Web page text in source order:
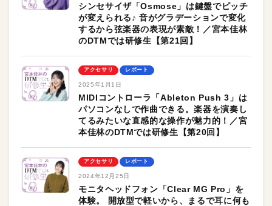
シンセサイザ「Osmose」は鍵盤でピッチ
が変えられる♪ 音がグラデーションで変化
するから弦楽器の表現が素敵！／宮本佳林
のDTMでは研修生【第21回】
アクセサリ レポート
2025年1月1日
MIDIコントローラ「Ableton Push 3」は
パソコンなしで作曲できる。楽器を演奏し
てるみたいな直感的な操作が魅力的！／宮
本佳林のDTMでは研修生【第20回】
アクセサリ レポート
2024年12月25日
モニタヘッドフォン「Clear MG Pro」を
体験。 開放型で軽いから、まるで耳に何も